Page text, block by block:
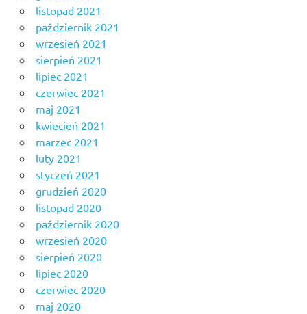
listopad 2021
październik 2021
wrzesień 2021
sierpień 2021
lipiec 2021
czerwiec 2021
maj 2021
kwiecień 2021
marzec 2021
luty 2021
styczeń 2021
grudzień 2020
listopad 2020
październik 2020
wrzesień 2020
sierpień 2020
lipiec 2020
czerwiec 2020
maj 2020